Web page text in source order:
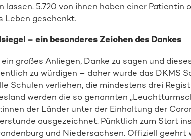
lassen. 5.720 von ihnen haben einer Patientin
Leben geschenkt.
– ein besonderes Zeichen des Dankes
großes Anliegen, Danke zu sagen und
zu würdigen – daher wurde das DKMS
Schulen verliehen, die mindestens drei
werden die so genannten
der Länder unter der Einhaltung der
ausgezeichnet. Pünktlich zum Start
und Niedersachsen. Offiziell geehrt